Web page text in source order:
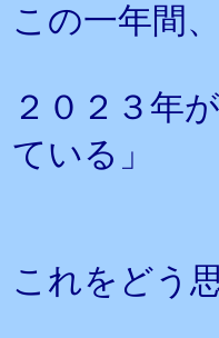
この一年間
２０２３年
ている」
これをどう